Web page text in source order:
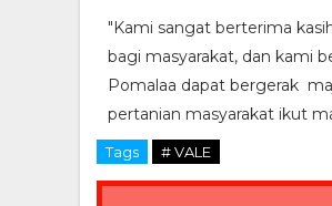
"Kami sangat berterima
bagi masyarakat, dan kami
Pomalaa dapat bergerak
pertanian masyarakat ikut
Tags # VALE